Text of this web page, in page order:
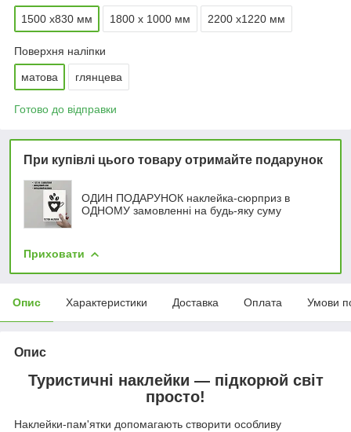
1500 x830 мм 1800 x 1000 мм 2200 x1220 мм
Поверхня наліпки
матова глянцева
Готово до відправки
При купівлі цього товару отримайте подарунок
ОДИН ПОДАРУНОК наклейка-сюрприз в
ОДНОМУ замовленні на будь-яку суму
Приховати
Опис Характеристики Доставка Оплата Умови
Опис
Туристичні наклейки — підкорюй світ
просто!
Наклейки-пам'ятки допомагають створити особливу